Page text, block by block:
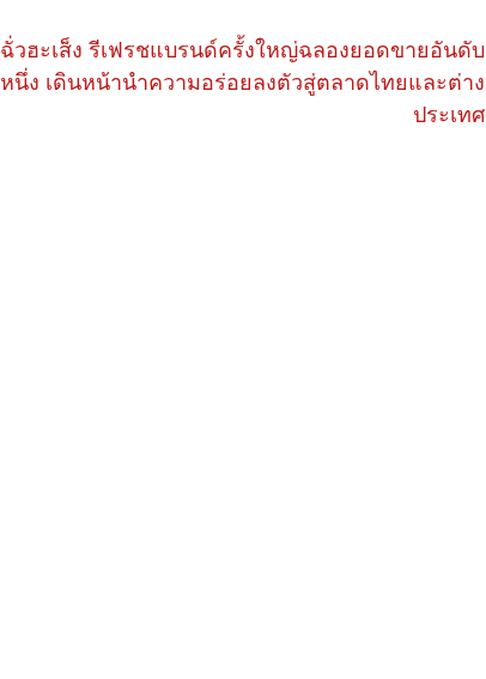
ฉั่วฮะเส็ง รีเฟรชแบรนด์ครั้งใหญ่ฉลองยอดขายอันดับ
หนึ่ง เดินหน้านำความอร่อยลงตัวสู่ตลาดไทยและต่าง
ประเทศ